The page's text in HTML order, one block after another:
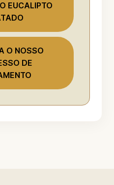
EUCALIPTO
O NOSSO
DE